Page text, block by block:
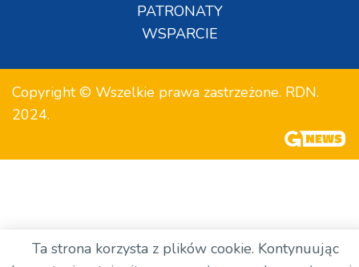
PATRONATY
WSPARCIE
Copyright © Wszelkie prawa zastrzeżone. RDN.
2024.
Ta strona korzysta z plików cookie. Kontynuując